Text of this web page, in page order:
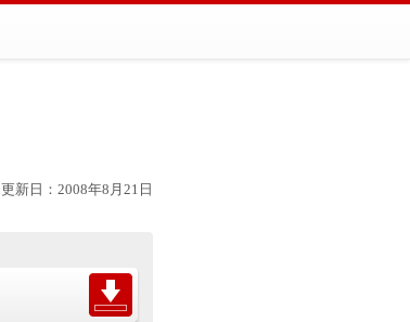
更新日：2008年8月21日